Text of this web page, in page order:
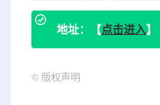
地址：【点击进入】
© 版权声明